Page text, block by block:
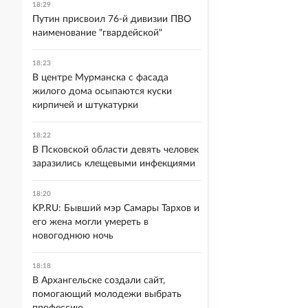
18:29
Путин присвоил 76-й дивизии ПВО
наименование "гвардейской"
18:23
В центре Мурманска с фасада
жилого дома осыпаются куски
кирпичей и штукатурки
18:22
В Псковской области девять человек
заразились клещевыми инфекциями
18:20
KP.RU: Бывший мэр Самары Тархов и
его жена могли умереть в
новогоднюю ночь
18:18
В Архангельске создали сайт,
помогающий молодежи выбрать